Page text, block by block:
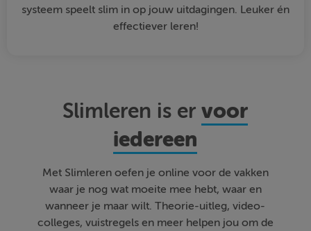
systeem speelt slim in op jouw uitdagingen. Leuker én
effectiever leren!
Slimleren is ervoor
iedereen
Met Slimleren oefen je online voor de vakken
waar je nog wat moeite mee hebt, waar en
wanneer je maar wilt. Theorie-uitleg, video-
colleges, vuistregels en meer helpen jou om de